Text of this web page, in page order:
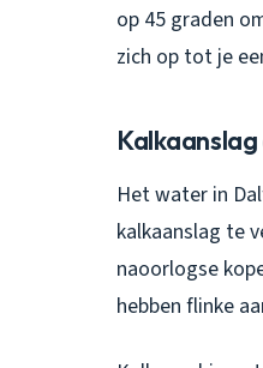
op 45 graden
zich op tot je
Het water in
kalkaanslag te
naoorlogse
hebben flinke